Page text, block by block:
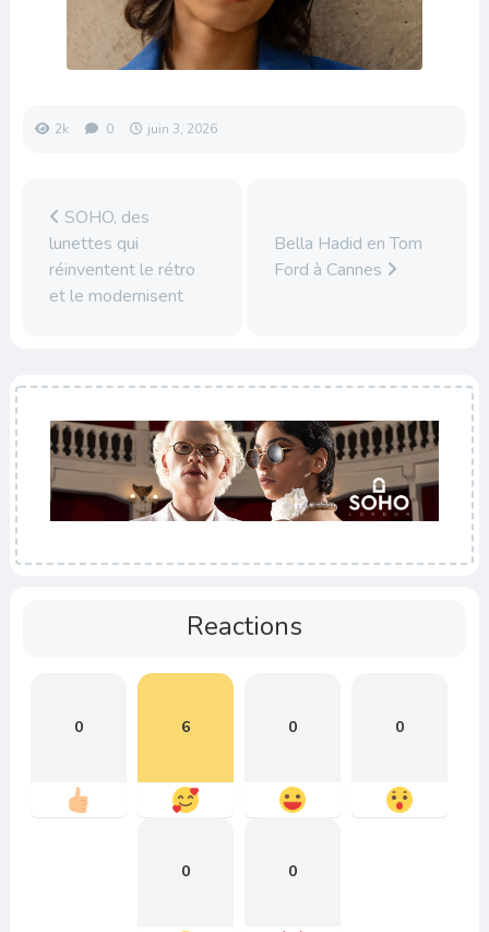
2k 0 juin 3, 2026
SOHO, des
lunettes qui
réinventent le rétro
et le modernisent
Bella Hadid en Tom
Ford à Cannes
Reactions
0 6 0 0
0 0